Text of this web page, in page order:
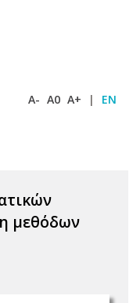
A- A0 A+ | EN
μεθόδων